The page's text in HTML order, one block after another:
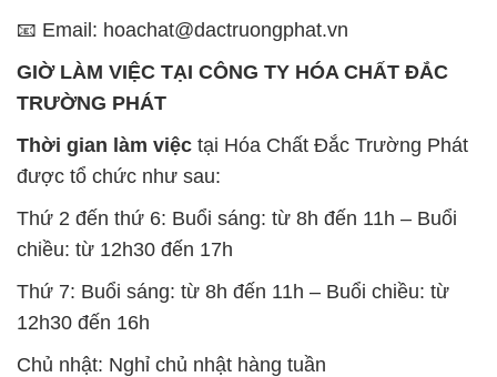
📧 Email: hoachat@dactruongphat.vn
GIỜ LÀM VIỆC TẠI CÔNG TY HÓA CHẤT ĐẮC
TRƯỜNG PHÁT
Thời gian làm việc tại Hóa Chất Đắc Trường Phát
được tổ chức như sau:
Thứ 2 đến thứ 6: Buổi sáng: từ 8h đến 11h – Buổi
chiều: từ 12h30 đến 17h
Thứ 7: Buổi sáng: từ 8h đến 11h – Buổi chiều: từ
12h30 đến 16h
Chủ nhật: Nghỉ chủ nhật hàng tuần